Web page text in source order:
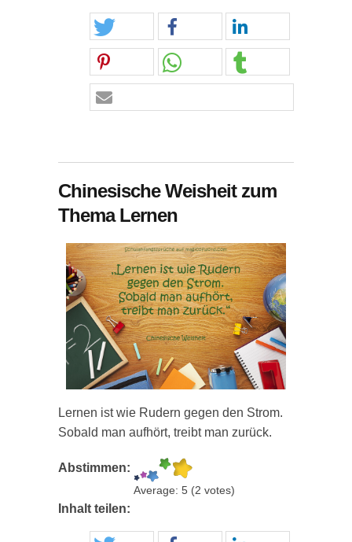
Chinesische Weisheit zum
Thema Lernen
Lernen ist wie Rudern gegen den Strom.
Sobald man aufhört, treibt man zurück.
Abstimmen:
Average: 5 (2 votes)
Inhalt teilen: